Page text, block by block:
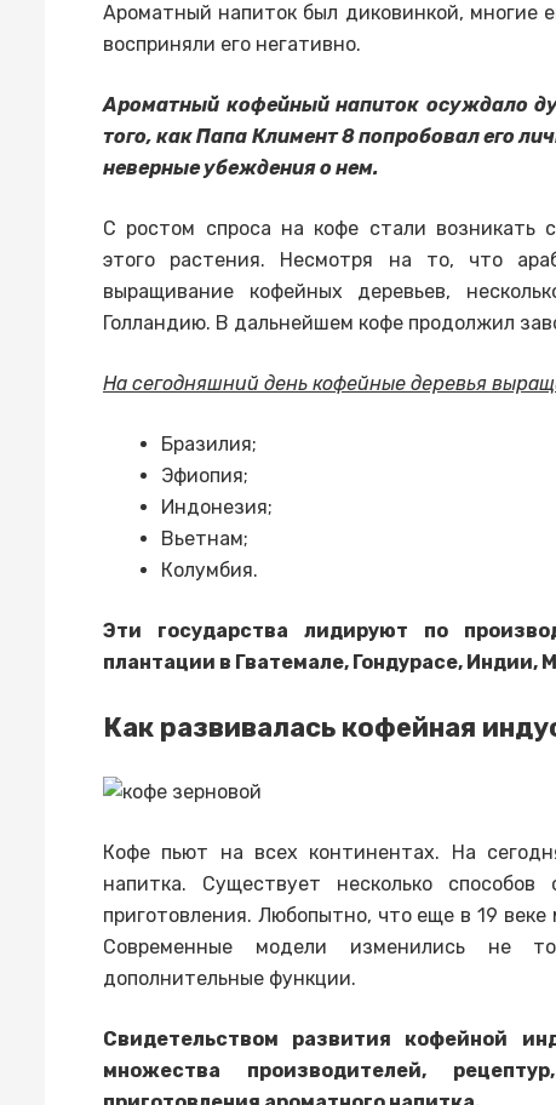
Ароматный напиток был диковинкой, многие
восприняли его негативно.
Ароматный кофейный напиток осуждало
того, как Папа Климент 8 попробовал его
неверные убеждения о нем.
С ростом спроса на кофе стали возникать
этого растения. Несмотря на то, что
выращивание кофейных деревьев,
Голландию. В дальнейшем кофе продолжил
На сегодняшний день кофейные деревья
Бразилия;
Эфиопия;
Индонезия;
Вьетнам;
Колумбия.
Эти государства лидируют по
плантации в Гватемале, Гондурасе, Индии,
Как развивалась кофейная
Кофе пьют на всех континентах. На
напитка. Существует несколько
приготовления. Любопытно, что еще в 19
Современные модели изменились не
дополнительные функции.
Свидетельством развития кофейной
множества производителей,